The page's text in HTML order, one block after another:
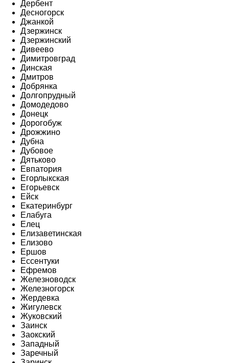
Дербент
Десногорск
Джанкой
Дзержинск
Дзержинский
Дивеево
Димитровград
Динская
Дмитров
Добрянка
Долгопрудный
Домодедово
Донецк
Дорогобуж
Дрожжино
Дубна
Дубовое
Дятьково
Евпатория
Егорлыкская
Егорьевск
Ейск
Екатеринбург
Елабуга
Елец
Елизаветинская
Елизово
Ершов
Ессентуки
Ефремов
Железноводск
Железногорск
Жердевка
Жигулевск
Жуковский
Заинск
Заокский
Западный
Заречный